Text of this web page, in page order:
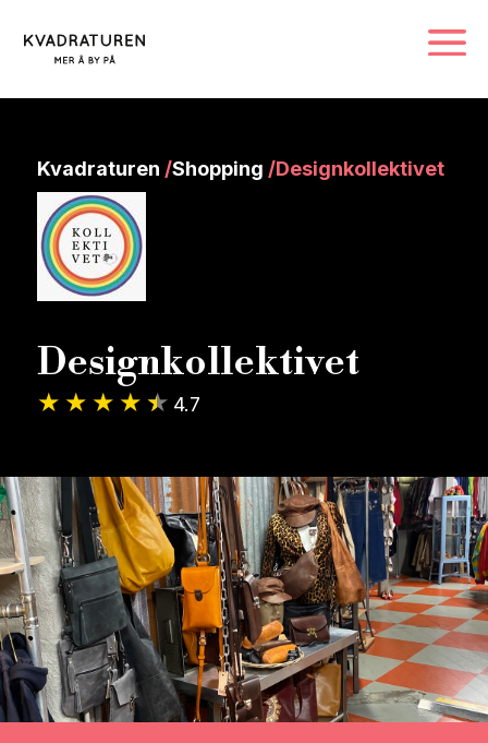
Kvadraturen /Shopping /Designkollektivet
Designkollektivet
4.7